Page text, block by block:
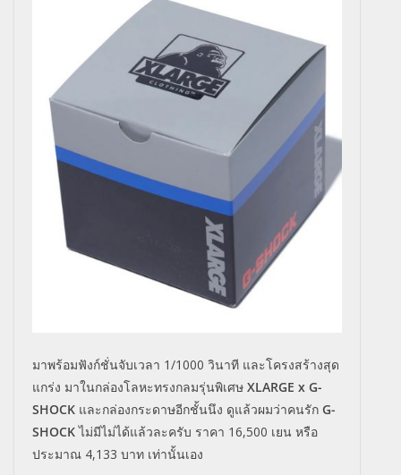
มาพร้อมฟังก์ชั่นจับเวลา 1/1000 วินาที และโครงสร้างสุด
แกร่ง มาในกล่องโลหะทรงกลมรุ่นพิเศษ XLARGE x G-
SHOCK และกล่องกระดาษอีกชั้นนึง ดูแล้วผมว่าคนรัก G-
SHOCKไม่มีไม่ได้แล้วละครับ ราคา 16,500 เยน หรือ
ประมาณ 4,133 บาท เท่านั้นเอง